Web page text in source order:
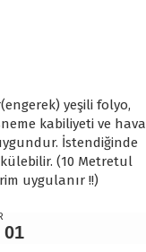
yeşili folyo,
kabiliyeti ve hava
İstendiğinde
(10 Metretul
uygulanır !!)
01